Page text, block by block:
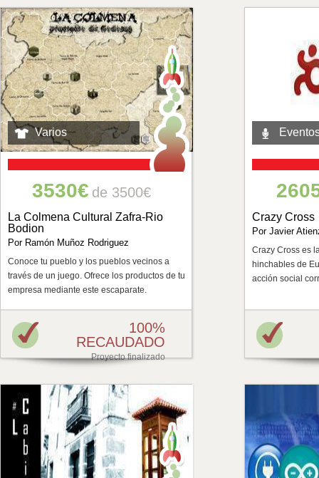
Varios
3530€ de 3500€
La Colmena Cultural Zafra-Rio
Bodion
Por Ramón Muñoz Rodriguez
Conoce tu pueblo y los pueblos vecinos a
través de un juego. Ofrece los productos de tu
empresa mediante este escaparate.
100%
RECAUDADO
Proyecto finalizado
Crazy Cross
Por Javier
Crazy Cross es
hinchables de
acción social